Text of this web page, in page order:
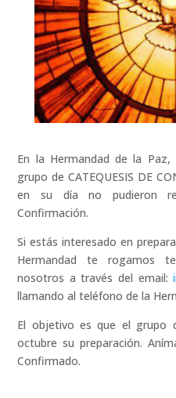
En la Hermandad de la
grupo de CATEQUESIS DE
en su día no pudieron
Confirmación.
Si estás interesado en
Hermandad te rogamos
nosotros a través del email:
llamando al teléfono de la
El objetivo es que el grupo
octubre su preparación.
Confirmado.